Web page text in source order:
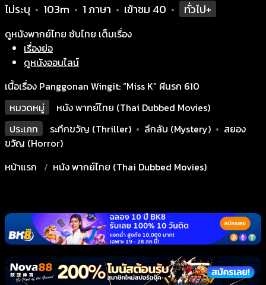
ไม่ระบุ • 103m • 1 ภาษา • เข้าชม 40 • ทั่วไป+
ดูหนังพากย์ไทย ซับไทย เต็มเรื่อง
เรื่องย่อ
ดูหนังออนไลน์
เนื้อเรื่อง Panggonan Wingit: “Miss K” ผีนรก 610
หมวดหมู่
หนัง พากย์ไทย (Thai Dubbed Movies)
ประเภท
ระทึกขวัญ (Thriller) • ลึกลับ (Mystery) • สยอง
ขวัญ (Horror)
หน้าแรก
หนัง พากย์ไทย (Thai Dubbed Movies)